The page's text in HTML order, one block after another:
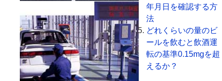
年月日を確認する方
法
どれくらいの量のビ
ールを飲むと飲酒運
転の基準0.15mgを超
えるか？